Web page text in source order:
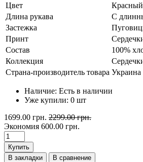
Цвет
Длина рукава
С
Застежка
Принт
Состав
100%
Коллекция
Страна-производитель товара Украина
Наличие: Есть в наличии
Уже купили: 0 шт
1699.00 грн. 2299.00 грн.
Экономия 600.00 грн.
Купить
В закладки
В сравнение